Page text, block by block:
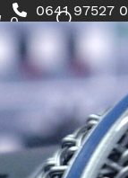
0641 97527 0
0